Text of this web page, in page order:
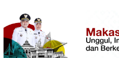
konten